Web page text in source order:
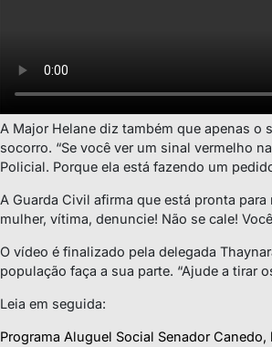
A Major Helane diz também que apenas o
socorro. “Se você ver um sinal vermelho
Policial. Porque ela está fazendo um
A Guarda Civil afirma que está pronta
mulher, vítima, denuncie! Não se cale!
O vídeo é finalizado pela delegada
população faça a sua parte. “Ajude a tirar
Leia em seguida:
Programa Aluguel Social Senador